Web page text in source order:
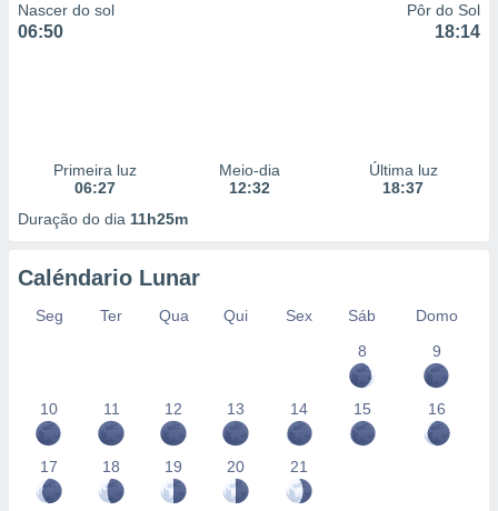
Nascer do sol
06:50
Pôr do Sol
18:14
Primeira luz
06:27
Meio-dia
12:32
Última luz
18:37
Duração do dia 11h25m
Caléndario Lunar
Seg Ter Qua Qui Sex Sáb
Domo
8
9
10 11 12 13 14 15 16
17 18 19 20 21